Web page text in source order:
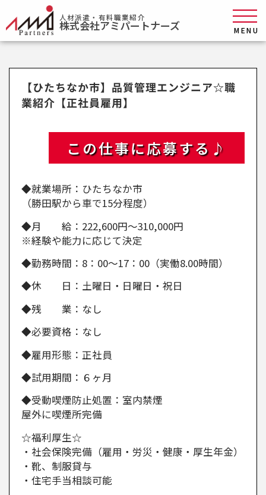
人材派遣・有料職業紹介
株式会社アミパートナーズ MENU
【ひたちなか市】品質管理エンジニア☆職
業紹介【正社員雇用】
この仕事に応募する♪
◆就業場所：ひたちなか市
（勝田駅から車で15分程度）
◆月 給：222,600円～310,000円
※経験や能力に応じて決定
◆勤務時間：8：00～17：00（実働8.00時間）
◆休 日：土曜日・日曜日・祝日
◆残 業：なし
◆必要資格：なし
◆雇用形態：正社員
◆試用期間：６ヶ月
◆受動喫煙防止処置：室内禁煙
屋外に喫煙所完備
☆福利厚生☆
・社会保険完備（雇用・労災・健康・厚生年金）
・靴、制服貸与
・住宅手当相談可能